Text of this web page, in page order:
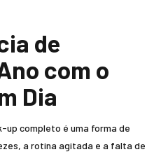
de
com o
Dia
up completo é uma forma de
a rotina agitada e a falta de